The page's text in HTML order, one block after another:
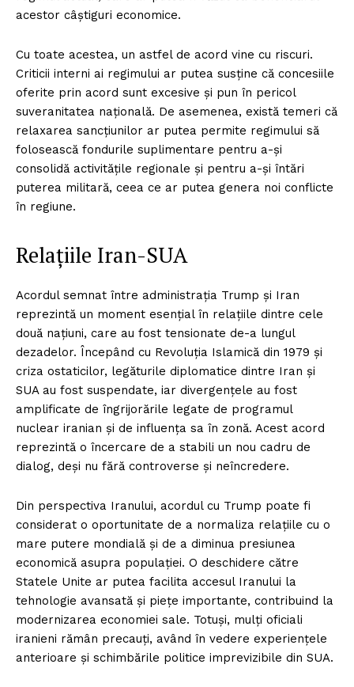
acestor câștiguri economice.
Cu toate acestea, un astfel de acord vine cu riscuri.
Criticii interni ai regimului ar putea susține că concesiile
oferite prin acord sunt excesive și pun în pericol
suveranitatea națională. De asemenea, există temeri că
relaxarea sancțiunilor ar putea permite regimului să
folosească fondurile suplimentare pentru a-și
consolidă activitățile regionale și pentru a-și întări
puterea militară, ceea ce ar putea genera noi conflicte
în regiune.
Relațiile Iran-SUA
Acordul semnat între administrația Trump și Iran
reprezintă un moment esențial în relațiile dintre cele
două națiuni, care au fost tensionate de-a lungul
dezadelor. Începând cu Revoluția Islamică din 1979 și
criza ostaticilor, legăturile diplomatice dintre Iran și
SUA au fost suspendate, iar divergențele au fost
amplificate de îngrijorările legate de programul
nuclear iranian și de influența sa în zonă. Acest acord
reprezintă o încercare de a stabili un nou cadru de
dialog, deși nu fără controverse și neîncredere.
Din perspectiva Iranului, acordul cu Trump poate fi
considerat o oportunitate de a normaliza relațiile cu o
mare putere mondială și de a diminua presiunea
economică asupra populației. O deschidere către
Statele Unite ar putea facilita accesul Iranului la
tehnologie avansată și piețe importante, contribuind la
modernizarea economiei sale. Totuși, mulți oficiali
iranieni rămân precauți, având în vedere experiențele
anterioare și schimbările politice imprevizibile din SUA.